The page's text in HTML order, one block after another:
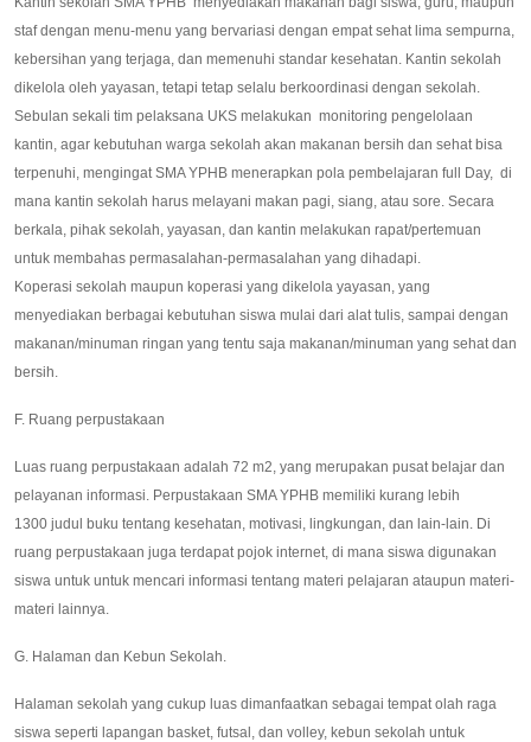
staf dengan menu-menu yang bervariasi dengan empat sehat lima sempurna,
kebersihan yang terjaga, dan memenuhi standar kesehatan. Kantin sekolah
dikelola oleh yayasan, tetapi tetap selalu berkoordinasi dengan sekolah.
Sebulan sekali tim pelaksana UKS melakukan monitoring pengelolaan
kantin, agar kebutuhan warga sekolah akan makanan bersih dan sehat bisa
terpenuhi, mengingat SMA YPHB menerapkan pola pembelajaran full Day, di
mana kantin sekolah harus melayani makan pagi, siang, atau sore. Secara
berkala, pihak sekolah, yayasan, dan kantin melakukan rapat/pertemuan
untuk membahas permasalahan-permasalahan yang dihadapi.
Koperasi sekolah maupun koperasi yang dikelola yayasan, yang
menyediakan berbagai kebutuhan siswa mulai dari alat tulis, sampai dengan
makanan/minuman ringan yang tentu saja makanan/minuman yang sehat dan
bersih.
F. Ruang perpustakaan
Luas ruang perpustakaan adalah 72 m2, yang merupakan pusat belajar dan
pelayanan informasi. Perpustakaan SMA YPHB memiliki kurang lebih
1300 judul buku tentang kesehatan, motivasi, lingkungan, dan lain-lain. Di
ruang perpustakaan juga terdapat pojok internet, di mana siswa digunakan
siswa untuk untuk mencari informasi tentang materi pelajaran ataupun materi-
materi lainnya.
G. Halaman dan Kebun Sekolah.
Halaman sekolah yang cukup luas dimanfaatkan sebagai tempat olah raga
siswa seperti lapangan basket, futsal, dan volley, kebun sekolah untuk